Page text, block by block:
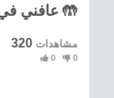
اناشيد
ادعية
عافني في بدني 🤲
320 مشاهدات
0 0